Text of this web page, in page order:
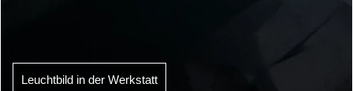
Leuchtbild in der Werkstatt